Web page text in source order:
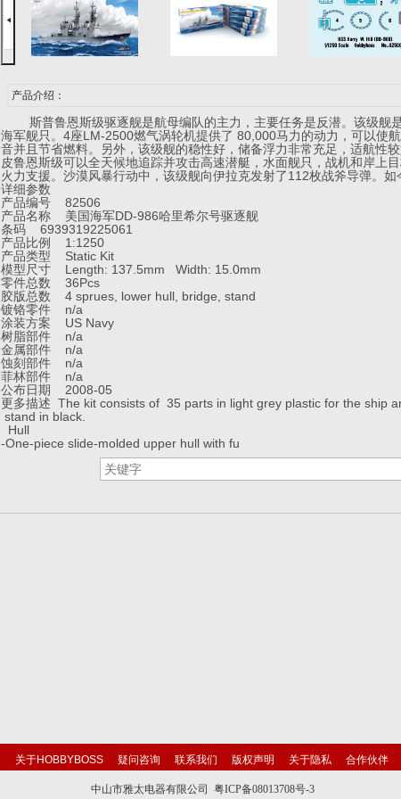
产品介绍：
斯普鲁恩斯级驱逐舰是航母编队的主力，主要任务是反潜。该级舰
海军舰只。4座LM-2500燃气涡轮机提供了 80,000马力的动力，可以使
音并且节省燃料。另外，该级舰的稳性好，储备浮力非常充足，适航性
皮鲁恩斯级可以全天候地追踪并攻击高速潜艇，水面舰只，战机和岸上
火力支援。沙漠风暴行动中，该级舰向伊拉克发射了112枚战斧导弹。如
详细参数
产品编号 82506
产品名称 美国海军DD-986哈里希尔号驱逐舰
条码 6939319225061
产品比例 1:1250
产品类型 Static Kit
模型尺寸 Length: 137.5mm Width: 15.0mm
零件总数 36Pcs
胶版总数 4 sprues, lower hull, bridge, stand
镀铬零件 n/a
涂装方案 US Navy
树脂部件 n/a
金属部件 n/a
蚀刻部件 n/a
菲林部件 n/a
公布日期 2008-05
更多描述 The kit consists of 35 parts in light grey plastic for the ship
stand in black.
Hull
-One-piece slide-molded upper hull with fu
关于HOBBYBOSS 疑问咨询 联系我们 版权声明 关于隐私 合作伙伴
中山市雅太电器有限公司 粤ICP备08013708号-3